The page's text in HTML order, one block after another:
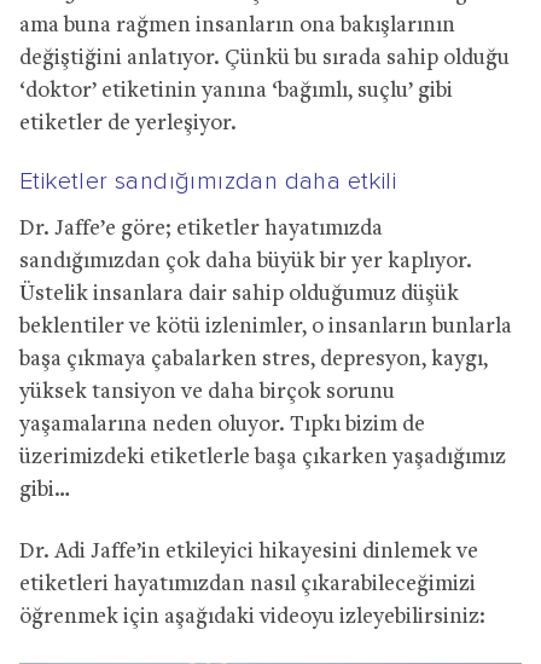
ama buna rağmen insanların ona bakışlarının
değiştiğini anlatıyor. Çünkü bu sırada sahip olduğu
‘doktor’ etiketinin yanına ‘bağımlı, suçlu’ gibi
etiketler de yerleşiyor.
Etiketler sandığımızdan daha etkili
Dr. Jaffe’e göre; etiketler hayatımızda
sandığımızdan çok daha büyük bir yer kaplıyor.
Üstelik insanlara dair sahip olduğumuz düşük
beklentiler ve kötü izlenimler, o insanların bunlarla
başa çıkmaya çabalarken stres, depresyon, kaygı,
yüksek tansiyon ve daha birçok sorunu
yaşamalarına neden oluyor. Tıpkı bizim de
üzerimizdeki etiketlerle başa çıkarken yaşadığımız
gibi…
Dr. Adi Jaffe’in etkileyici hikayesini dinlemek ve
etiketleri hayatımızdan nasıl çıkarabileceğimizi
öğrenmek için aşağıdaki videoyu izleyebilirsiniz: